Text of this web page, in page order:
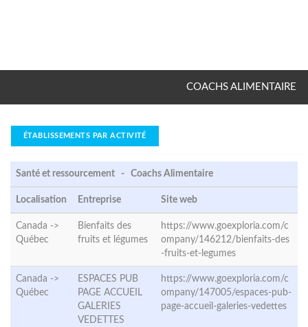
COACHS ALIMENTAIRE
ÉTABLISSEMENTS PAR ACTIVITÉ
Santé et ressourcement - Coachs Alimentaire
Localisation Entreprise Site web
Canada ->
Québec
Bienfaits des
fruits et légumes
https://www.goexploria.com/c
ompany/146212/bienfaits-des
-fruits-et-legumes
Canada ->
Québec
ESPACES PUB
PAGE ACCUEIL
GALERIES
VEDETTES
https://www.goexploria.com/c
ompany/147005/espaces-pub-
page-accueil-galeries-vedettes